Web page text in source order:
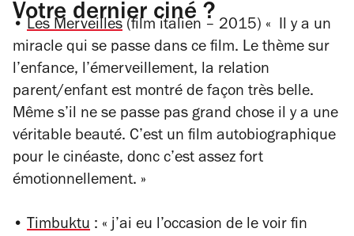
Votre dernier ciné ?
• Les Merveilles (film italien – 2015) « Il y a un
miracle qui se passe dans ce film. Le thème sur
l’enfance, l’émerveillement, la relation
parent/enfant est montré de façon très belle.
Même s’il ne se passe pas grand chose il y a une
véritable beauté. C’est un film autobiographique
pour le cinéaste, donc c’est assez fort
émotionnellement. »
• Timbuktu : « j’ai eu l’occasion de le voir fin